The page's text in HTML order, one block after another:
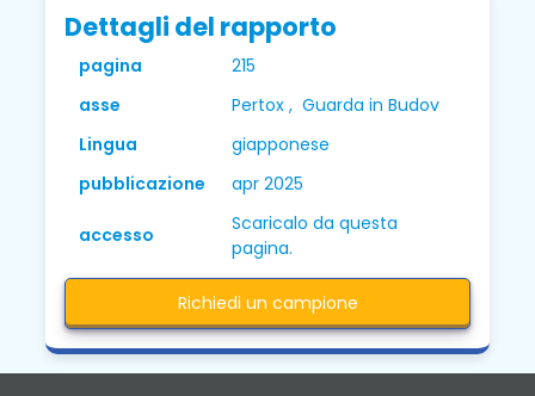
Dettagli del rapporto
pagina
215
asse
Pertox , Guarda in Budov
Lingua
giapponese
pubblicazione
apr 2025
accesso
Scaricalo da questa
pagina.
Richiedi un campione